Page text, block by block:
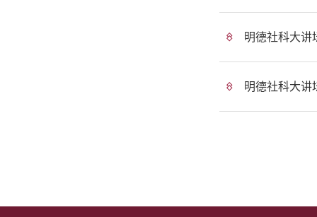
明德社科大讲
明德社科大讲